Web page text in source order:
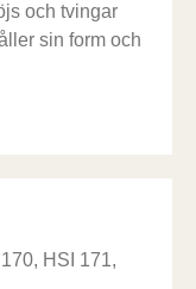
och tvingar
sin form och
HSI 171,